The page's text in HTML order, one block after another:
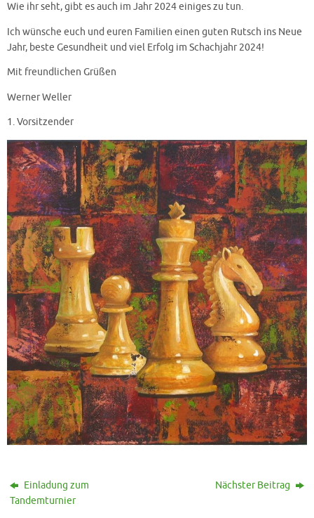
Wie ihr seht, gibt es auch im Jahr 2024 einiges zu tun.
Ich wünsche euch und euren Familien einen guten Rutsch ins Neue
Jahr, beste Gesundheit und viel Erfolg im Schachjahr 2024!
Mit freundlichen Grüßen
Werner Weller
1. Vorsitzender
Einladung zum
Tandemturnier
Nächster Beitrag